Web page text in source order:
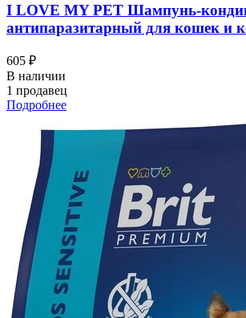
I LOVЕ MY PET Шампунь-
антипаразитарный для кошек и
605 ₽
В наличии
1 продавец
Подробнее